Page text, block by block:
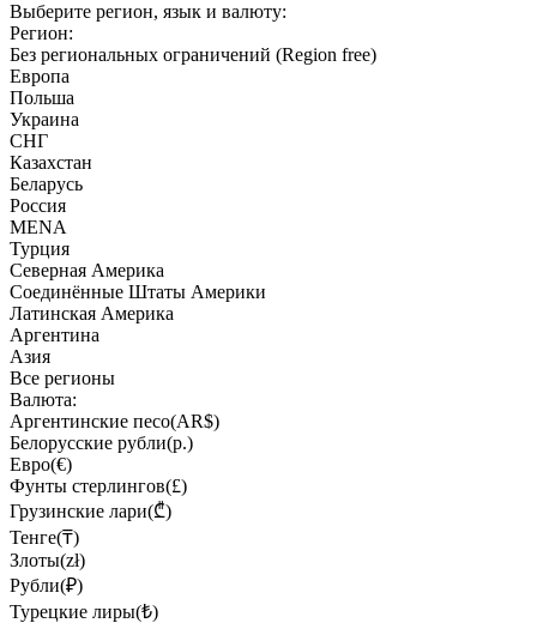
Выберите регион, язык и валюту:
Регион:
Без региональных ограничений (Region free)
Европа
Польша
Украина
СНГ
Казахстан
Беларусь
Россия
MENA
Турция
Северная Америка
Соединённые Штаты Америки
Латинская Америка
Аргентина
Азия
Все регионы
Валюта:
Аргентинские песо(AR$)
Белорусские рубли(р.)
Евро(€)
Фунты стерлингов(£)
Грузинские лари(₾)
Тенге(₸)
Злоты(zł)
Рубли(₽)
Турецкие лиры(₺)